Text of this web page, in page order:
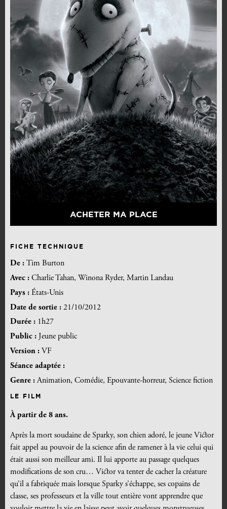
ACHETER MA PLACE
FICHE TECHNIQUE
De : Tim Burton
Avec : Charlie Tahan, Winona Ryder, Martin Landau
Pays : États-Unis
Date de sortie : 21/10/2012
Durée : 1h27
Public : Jeune public
Version : VF
Séance adaptée :
Genre :Animation, Comédie, Epouvante-horreur, Science fiction
LE FILM
À partir de 8 ans.
Après la mort soudaine de Sparky, son chien adoré, le jeune Victor
fait appel au pouvoir de la science afin de ramener à la vie celui qui
était aussi son meilleur ami. Il lui apporte au passage quelques
modifications de son cru… Victor va tenter de cacher la créature
qu’il a fabriquée mais lorsque Sparky s’échappe, ses copains de
classe, ses professeurs et la ville tout entière vont apprendre que